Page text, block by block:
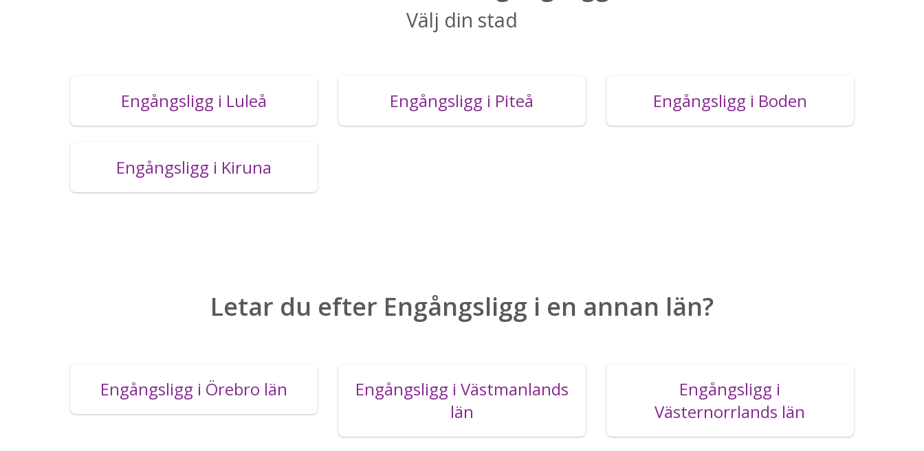
Välj din stad
Engångsligg i Luleå Engångsligg i Piteå Engångsligg i Boden
Engångsligg i Kiruna
Letar du efter Engångsligg i en annan län?
Engångsligg i Örebro län
Engångsligg i Västmanlands
län
Engångsligg i
Västernorrlands län